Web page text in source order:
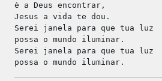
è a Deus encontrar,
Jesus a vida te dou.
Serei janela para que tua luz
possa o mundo iluminar.
Serei janela para que tua luz
possa o mundo iluminar.